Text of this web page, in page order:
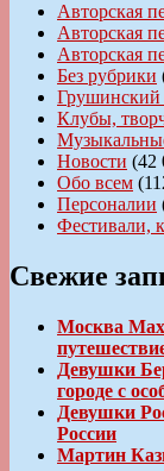
Авторская
Авторская
Авторская
Без рубрики
Грушинский
Клубы,
Новости (42
Обо всем
Персоналии
Фестивали,
Свежие
Москва
Девушки
городе с
Девушки
России
Мартин